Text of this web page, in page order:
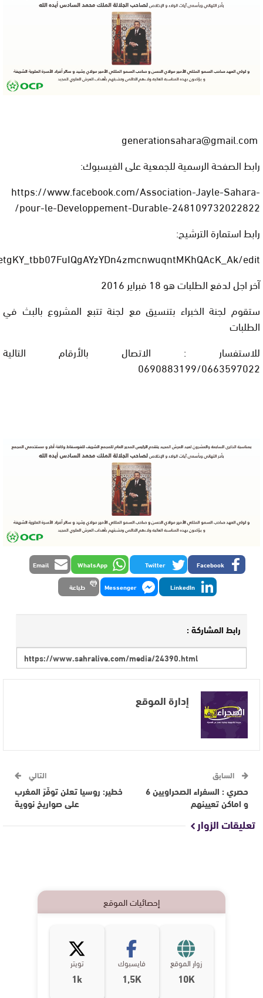
generationsahara@gmail.com
رابط الصفحة الرسمية للجمعية على الفيسبوك:
https://www.facebook.com/Association-Jayle-Sahara-
pour-le-Developpement-Durable-248109732022822
/
رابط استمارة الترشيح:
edit
آخر اجل لدفع الطلبات هو 18 فبراير 2016
ستقوم لجنة الخبراء بتنسيق مع لجنة تتبع المشروع بالبث في
الطلبات
للاستفسار : الاتصال بالأرقام التالية
0690883199/0663597022
Facebook
Twitter
WhatsApp
Email
LinkedIn
Messenger طباعة
رابط المشاركة :
إدارة الموقع
السابق
حصري : السفراء الصحراويين 6
و اماكن تعيينهم
التالي
خطير: روسيا تعلن توفّرَ المغرب
على صواريخ نووية
تعليقات الزوار
إحصائيات الموقع
زوار الموقع
10K
فايسبوك
1,5K
تويتر
1k